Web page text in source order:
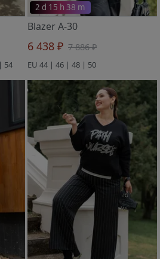
54
2 d 15 h 38 m
Blazer A-30
6 438 ₽ 7 886 ₽
EU 44 | 46 | 48 | 50